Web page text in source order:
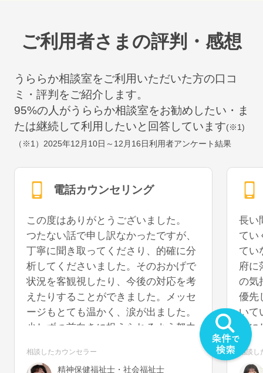
ご利用者さまの評判・感想
うららか相談室をご利用いただいた方の口コ
ミ・評判をご紹介します。
95%の人がうららか相談室をお勧めしたい・ま
たは継続して利用したいと回答しています(※1)
（※1） 2025年12月10日～12月16日利用者アンケート結果
電話カウンセリング
この度はありがとうございました。
つたない話で申し訳なかったですが、
丁寧に聞き取ってくださり、的確に分
析してくださいました。そのおかげで
状況を客観視したり、今後の対応を考
えたりすることができました。メッセ
ージもとても温かく、涙が出ました。
少しずつ前向きに捉えられるよう努力
あれば、再度お話を聞いていただける
相談したカウンセラー
精神保健福祉士・社会福祉士
長い
てい
てい
府に
の気
優先
いて
事
うに
を切
相談